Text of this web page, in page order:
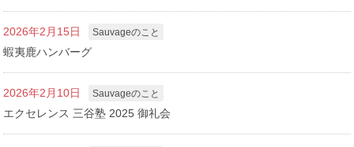
2026年2月15日 Sauvageのこと
蝦夷鹿ハンバーグ
2026年2月10日 Sauvageのこと
エクセレンス 三谷塾 2025 御礼会